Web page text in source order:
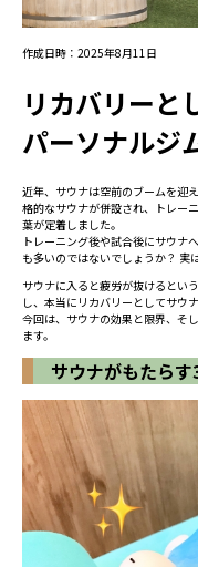
作成日時：2025年8月11日
リカバリーと
パーソナルジ
近年、サウナは空前のブームを迎
格的なサウナが併設され、トレー
葉が定着しました。
トレーニング後や試合後にサウナ
も多いのではないでしょうか？ 実
サウナに入ると疲労が抜けるとい
し、本当にリカバリーとしてサウ
今回は、サウナの効果と限界、そ
ます。
サウナがもたら